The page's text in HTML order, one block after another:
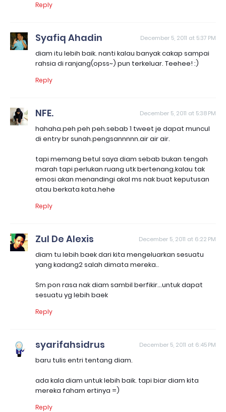
Reply
Syafiq Ahadin December 5, 2011 at 5:37 PM
diam itu lebih baik. nanti kalau banyak cakap sampai
rahsia di ranjang(opss~) pun terkeluar. Teehee! :)
Reply
NFE. December 5, 2011 at 5:38 PM
hahaha.peh peh peh.sebab 1 tweet je dapat muncul
di entry br sunah.pengsannnnn.air air air.
tapi memang betul saya diam sebab bukan tengah
marah tapi perlukan ruang utk bertenang.kalau tak
emosi akan menandingi akal ms nak buat keputusan
atau berkata kata.hehe
Reply
Zul De Alexis December 5, 2011 at 6:22 PM
diam tu lebih baek dari kita mengeluarkan sesuatu
yang kadang2 salah dimata mereka..
Sm pon rasa nak diam sambil berfikir...untuk dapat
sesuatu yg lebih baek
Reply
syarifahsidrus December 5, 2011 at 6:45 PM
baru tulis entri tentang diam.
ada kala diam untuk lebih baik. tapi biar diam kita
mereka faham ertinya =)
Reply